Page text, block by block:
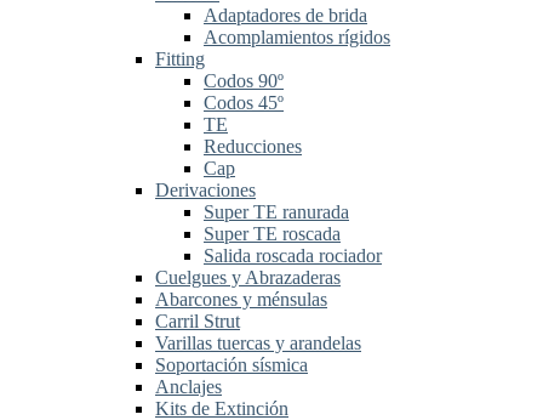
Adaptadores de brida
Acomplamientos rígidos
Fitting
Codos 90º
Codos 45º
TE
Reducciones
Cap
Derivaciones
Super TE ranurada
Super TE roscada
Salida roscada rociador
Cuelgues y Abrazaderas
Abarcones y ménsulas
Carril Strut
Varillas tuercas y arandelas
Soportación sísmica
Anclajes
Kits de Extinción